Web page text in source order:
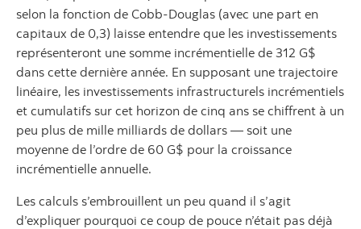
selon la fonction de Cobb-Douglas (avec une part en
capitaux de 0,3) laisse entendre que les investissements
représenteront une somme incrémentielle de 312 G$
dans cette dernière année. En supposant une trajectoire
linéaire, les investissements infrastructurels incrémentiels
et cumulatifs sur cet horizon de cinq ans se chiffrent à un
peu plus de mille milliards de dollars — soit une
moyenne de l’ordre de 60 G$ pour la croissance
incrémentielle annuelle.
Les calculs s’embrouillent un peu quand il s’agit
d’expliquer pourquoi ce coup de pouce n’était pas déjà